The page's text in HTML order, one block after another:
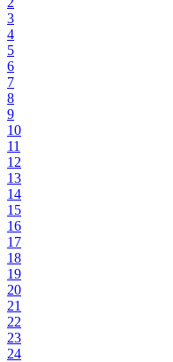
3
4
5
6
7
8
9
10
11
12
13
14
15
16
17
18
19
20
21
22
23
24